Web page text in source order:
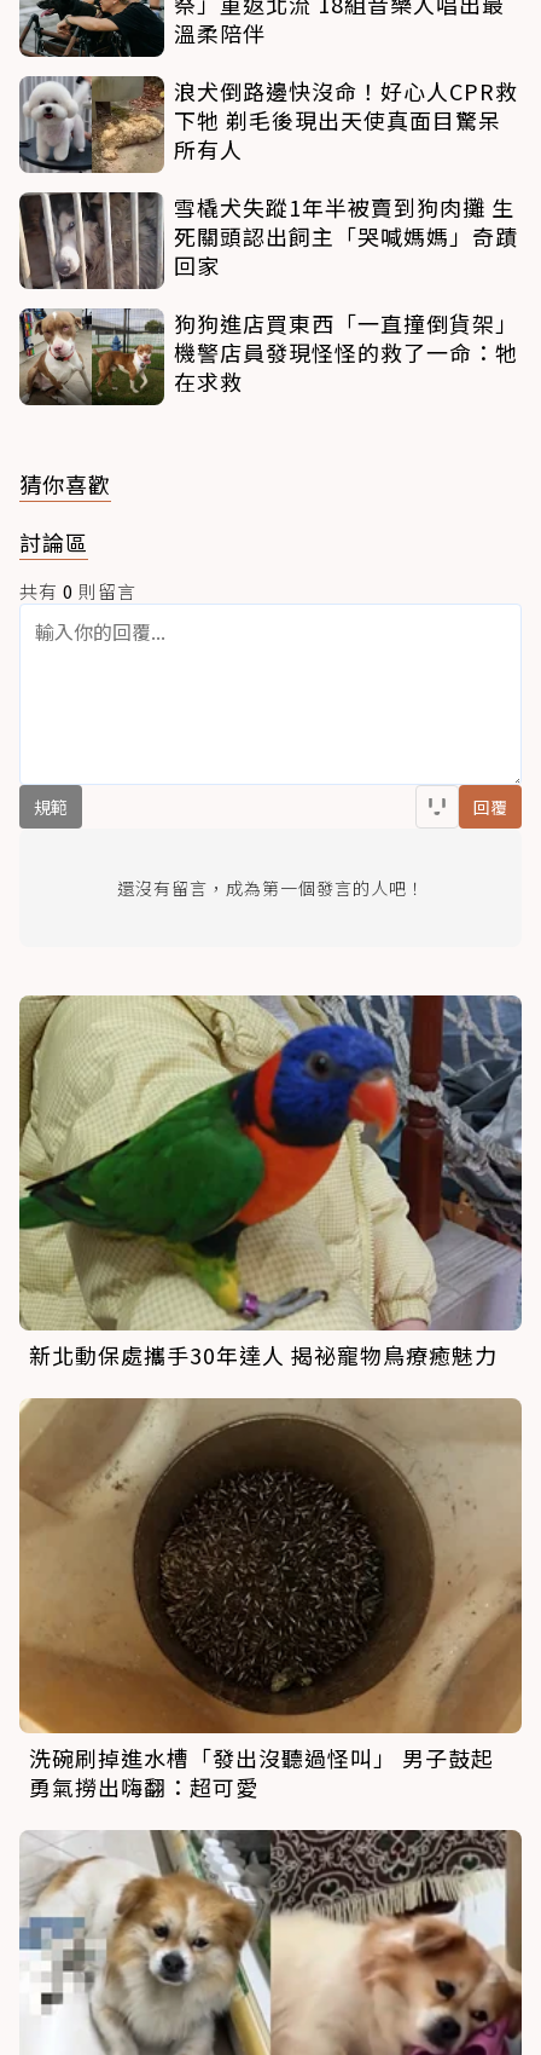
溫柔陪伴
浪犬倒路邊快沒命！好心人CPR救
下牠 剃毛後現出天使真面目驚呆
所有人
雪橇犬失蹤1年半被賣到狗肉攤 生
死關頭認出飼主「哭喊媽媽」奇蹟
回家
狗狗進店買東西「一直撞倒貨架」
機警店員發現怪怪的救了一命：牠
在求救
猜你喜歡
討論區
共有 0 則留言
規範 回覆
還沒有留言，成為第一個發言的人吧！
新北動保處攜手30年達人 揭祕寵物鳥療癒魅力
洗碗刷掉進水槽「發出沒聽過怪叫」 男子鼓起
勇氣撈出嗨翻：超可愛